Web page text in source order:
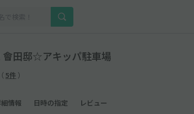
田邸☆アキッパ駐車場
（ 5件 ）
情報 日時の指定 レビュー